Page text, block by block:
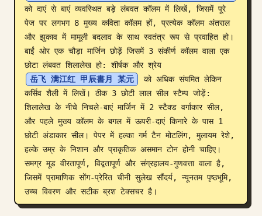
को दाएं से बाएं व्यवस्थित बड़े लंबवत कॉलम में लिखें, जिसमें पूरे
पेज पर लगभग 8 मुख्य कविता कॉलम हों, प्रत्येक कॉलम अंतराल
और झुकाव में मामूली बदलाव के साथ स्वतंत्र रूप से प्रवाहित हो।
बाईं ओर एक चौड़ा मार्जिन छोड़ें जिसमें 3 संकीर्ण कॉलम वाला एक
छोटा लंबवत शिलालेख हो: शीर्षक और श्रेय
岳飞 满江红 甲辰書月 某元
को अधिक संयमित लेकिन
कर्सिव शैली में लिखें। ठीक 3 छोटी लाल सील स्टैम्प जोड़ें:
शिलालेख के नीचे निचले-बाएं मार्जिन में 2 स्टैक्ड वर्गाकार सील,
और पहले मुख्य कॉलम के बगल में ऊपरी-दाएं किनारे के पास 1
छोटी अंडाकार सील। पेपर में हल्का गर्म टैन मोटलिंग, मुलायम रेशे,
हल्के उम्र के निशान और प्राकृतिक असमान टोन होनी चाहिए।
समग्र मूड वीरतापूर्ण, विद्वतापूर्ण और संग्रहालय-गुणवत्ता वाला है,
जिसमें प्रामाणिक सोंग-प्रेरित चीनी सुलेख सौंदर्य, न्यूनतम पृष्ठभूमि,
उच्च विवरण और सटीक ब्रश टेक्सचर है।